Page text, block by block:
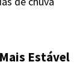
Estável